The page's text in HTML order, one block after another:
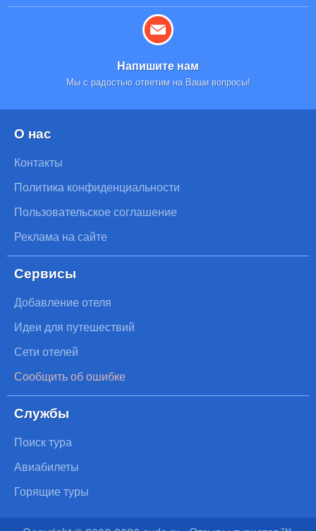
Напишите нам
Мы с радостью ответим на Ваши вопросы!
О нас
Контакты
Политика конфиденциальности
Пользовательское соглашение
Реклама на сайте
Сервисы
Добавление отеля
Идеи для путешествий
Сети отелей
Сообщить об ошибке
Службы
Поиск тура
Авиабилеты
Горящие туры